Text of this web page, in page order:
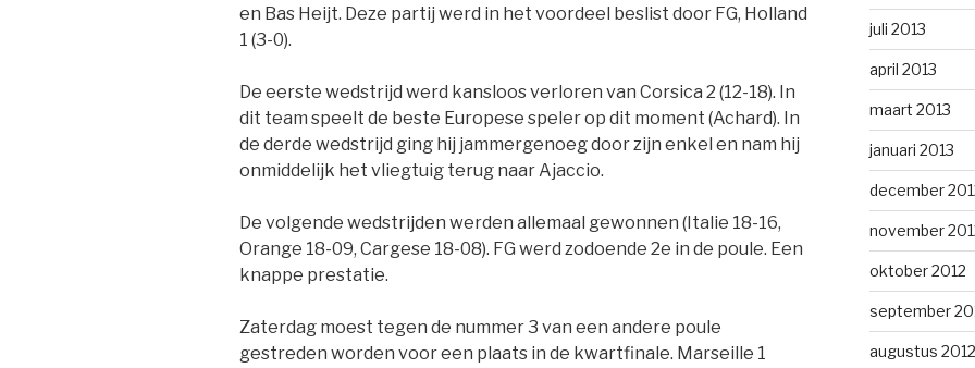
en Bas Heijt. Deze partij werd in het voordeel beslist door FG, Holland
1 (3-0).
De eerste wedstrijd werd kansloos verloren van Corsica 2 (12-18). In
dit team speelt de beste Europese speler op dit moment (Achard). In
de derde wedstrijd ging hij jammergenoeg door zijn enkel en nam hij
onmiddelijk het vliegtuig terug naar Ajaccio.
De volgende wedstrijden werden allemaal gewonnen (Italie 18-16,
Orange 18-09, Cargese 18-08). FG werd zodoende 2e in de poule. Een
knappe prestatie.
Zaterdag moest tegen de nummer 3 van een andere poule
gestreden worden voor een plaats in de kwartfinale. Marseille 1
juli 2013
april 2013
maart 2013
januari 2013
december
november
oktober 2012
september
augustus 2012